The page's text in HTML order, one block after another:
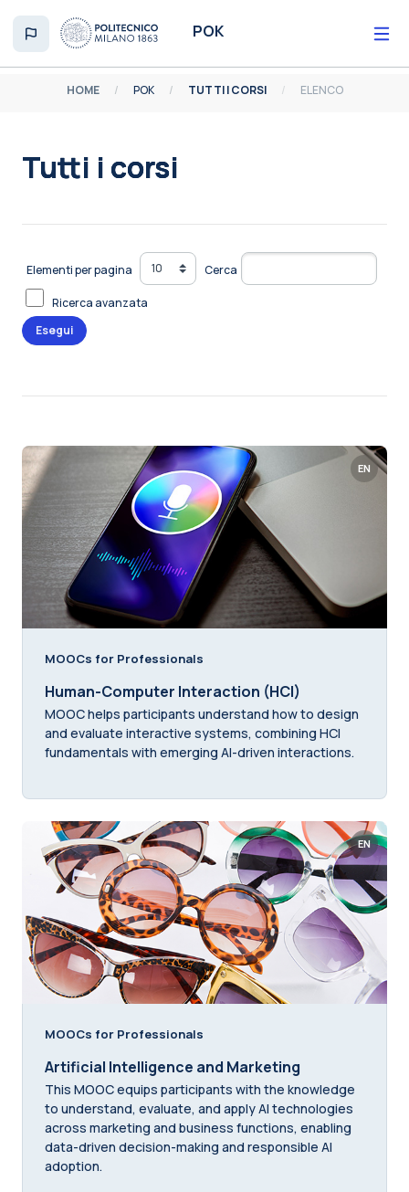
POK
HOME POK TUTTI I CORSI ELENCO
Tutti i corsi
Elementi per pagina Cerca
Ricerca avanzata
EN
MOOCs for Professionals
Human-Computer Interaction (HCI)
MOOC helps participants understand how to design
and evaluate interactive systems, combining HCI
fundamentals with emerging AI-driven interactions.
EN
MOOCs for Professionals
Artificial Intelligence and Marketing
This MOOC equips participants with the knowledge
to understand, evaluate, and apply AI technologies
across marketing and business functions, enabling
data-driven decision-making and responsible AI
adoption.